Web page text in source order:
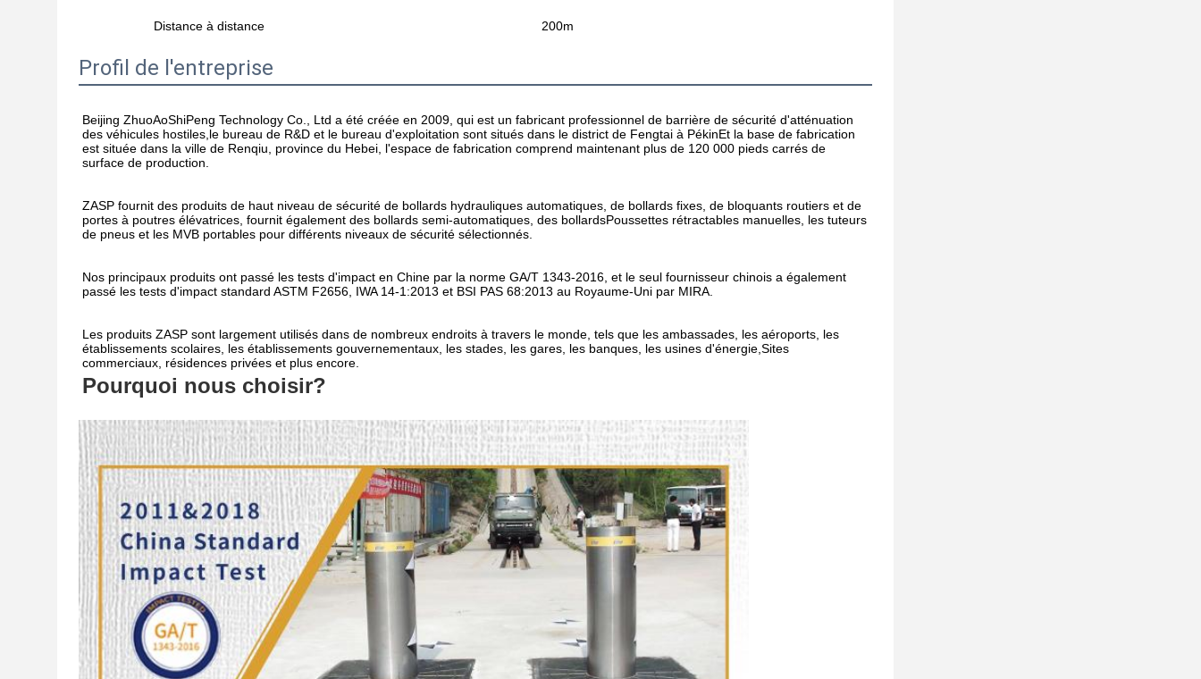
Distance à distance 200m
Profil de l'entreprise
Beijing ZhuoAoShiPeng Technology Co., Ltd a été créée en 2009, qui est un fabricant professionnel de barrière de sécurité d'atténuation
des véhicules hostiles,le bureau de R&D et le bureau d'exploitation sont situés dans le district de Fengtai à PékinEt la base de fabrication
est située dans la ville de Renqiu, province du Hebei, l'espace de fabrication comprend maintenant plus de 120 000 pieds carrés de
surface de production.
ZASP fournit des produits de haut niveau de sécurité de bollards hydrauliques automatiques, de bollards fixes, de bloquants routiers et de
portes à poutres élévatrices, fournit également des bollards semi-automatiques, des bollardsPoussettes rétractables manuelles, les tuteurs
de pneus et les MVB portables pour différents niveaux de sécurité sélectionnés.
Nos principaux produits ont passé les tests d'impact en Chine par la norme GA/T 1343-2016, et le seul fournisseur chinois a également
passé les tests d'impact standard ASTM F2656, IWA 14-1:2013 et BSI PAS 68:2013 au Royaume-Uni par MIRA.
Les produits ZASP sont largement utilisés dans de nombreux endroits à travers le monde, tels que les ambassades, les aéroports, les
établissements scolaires, les établissements gouvernementaux, les stades, les gares, les banques, les usines d'énergie,Sites
commerciaux, résidences privées et plus encore.
Pourquoi nous choisir?